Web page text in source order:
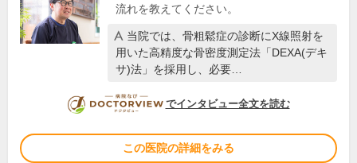
流れを教えてください。
当院では、骨粗鬆症の診断にX線照射を
用いた高精度な骨密度測定法「DEXA(デキ
サ)法」を採用し、必要…
DOCTORVIEW
でインタビュー全文を読む
この医院の詳細をみる